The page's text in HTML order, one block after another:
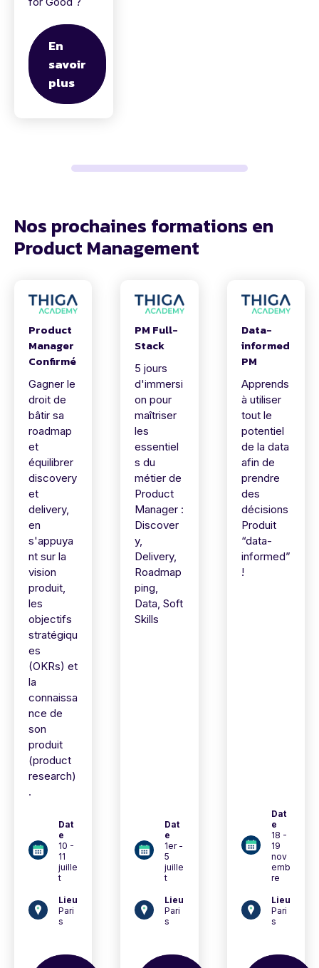
En
savoir
plus
Nos prochaines formations en
Product Management
Product
Manager
Confirmé
Gagner le
droit de
bâtir sa
roadmap
et
équilibrer
discovery
et
delivery,
en
s'appuya
nt sur la
vision
produit,
les
objectifs
stratégiqu
es
(OKRs) et
la
connaissa
nce de
son
produit
(product
research)
.
Dat
e
10 -
11
juille
t
Lieu
Pari
s
PM Full-
Stack
5 jours
d'immersi
on pour
maîtriser
les
essentiel
s du
métier de
Product
Manager :
Discover
y,
Delivery,
Roadmap
ping,
Data, Soft
Skills
Dat
e
1er -
5
juille
t
Lieu
Pari
s
Data-
informed
PM
Apprends
à utiliser
tout le
potentiel
de la data
afin de
prendre
des
décisions
Produit
“data-
informed”
!
Dat
e
18 -
19
nov
emb
re
Lieu
Pari
s